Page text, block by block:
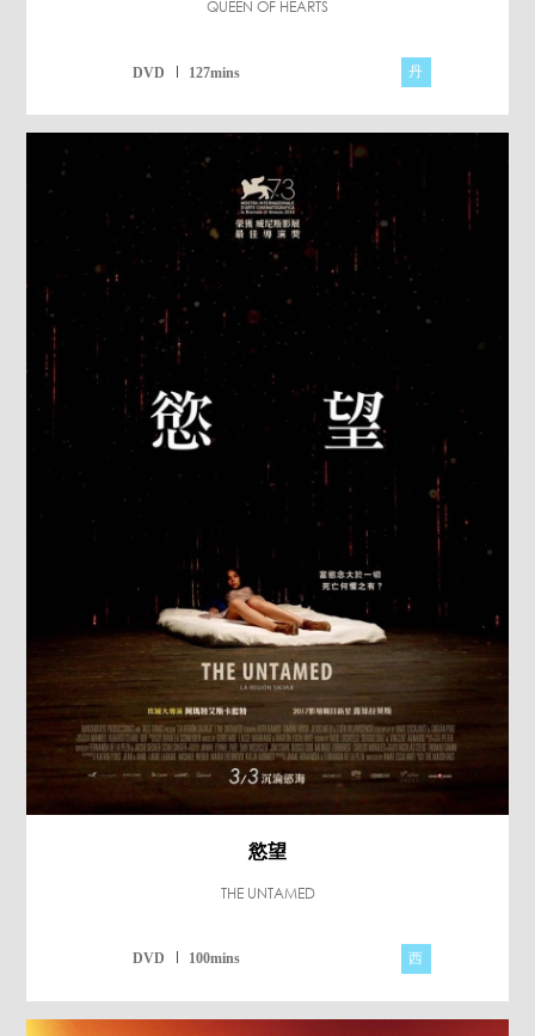
QUEEN OF HEARTS
DVD 127mins 丹
慾望
THE UNTAMED
DVD 100mins 西